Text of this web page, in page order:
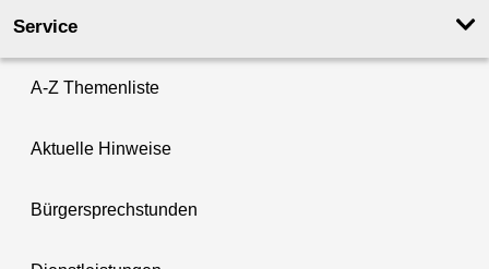
Service
A-Z Themenliste
Aktuelle Hinweise
Bürgersprechstunden